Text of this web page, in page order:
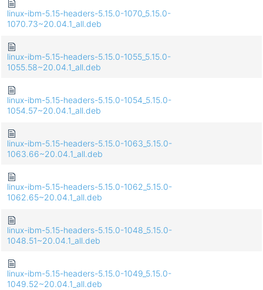
linux-ibm-5.15-headers-5.15.0-1070_5.15.0-
1070.73~20.04.1_all.deb
linux-ibm-5.15-headers-5.15.0-1055_5.15.0-
1055.58~20.04.1_all.deb
linux-ibm-5.15-headers-5.15.0-1054_5.15.0-
1054.57~20.04.1_all.deb
linux-ibm-5.15-headers-5.15.0-1063_5.15.0-
1063.66~20.04.1_all.deb
linux-ibm-5.15-headers-5.15.0-1062_5.15.0-
1062.65~20.04.1_all.deb
linux-ibm-5.15-headers-5.15.0-1048_5.15.0-
1048.51~20.04.1_all.deb
linux-ibm-5.15-headers-5.15.0-1049_5.15.0-
1049.52~20.04.1_all.deb